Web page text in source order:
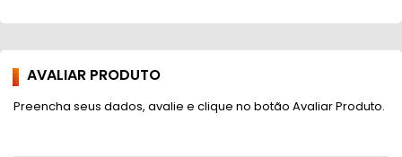
AVALIAR PRODUTO
Preencha seus dados, avalie e clique no botão Avaliar Produto.